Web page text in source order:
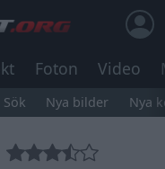
Foton Video
Sök Nya bilder Nya